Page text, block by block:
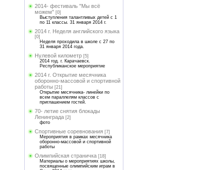
2014- фестиваль "Мы всё
можем" [0]
Выступления талантливых детей с 1
по 11 классы. 31 января 2014 г.
2014 г. Неделя английского языка
[0]
Неделя проходила в школе с 27 по
31 января 2014 года.
Нулевой километр [5]
2014 год. г. Карачаевск.
Республиканское мероприятие
2014 г. Открытие месячника
оборонно-массовой и спортивной
работы [21]
Открытие месячника- линейки по
всем параллелям классов с
приглашением гостей.
70- летие снятия блокады
Ленинграда [2]
фото
Спортивные соревнования [7]
Мероприятия в рамках месячника
оборонно-массовой и спортивной
работы
Олимпийская страничка [18]
Материалы о мероприятиях школы,
посвященные олимпийским играм в